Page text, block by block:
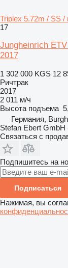
Triplex 5.72m / SS /
17
Jungheinrich
2017
1 302 000 KGS 12
Ричтрак
2017
2 011 м/ч
Высота подъема
Германия,
Stefan Ebert
Связаться с
Подпишитесь на
Подписаться
Нажимая, вы